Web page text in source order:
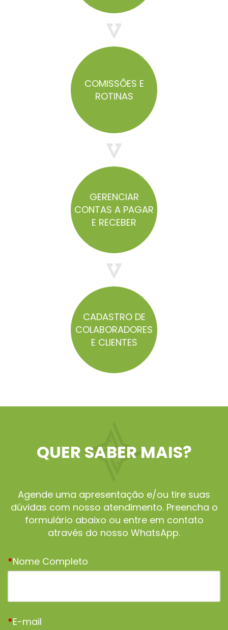
COMISSÕES E
ROTINAS
GERENCIAR
CONTAS A PAGAR
E RECEBER
CADASTRO DE
COLABORADORES
E CLIENTES
QUER SABER MAIS?
Agende uma apresentação e/ou tire suas
dúvidas com nosso atendimento. Preencha o
formulário abaixo ou entre em contato
através do nosso WhatsApp.
*Nome Completo
*E-mail